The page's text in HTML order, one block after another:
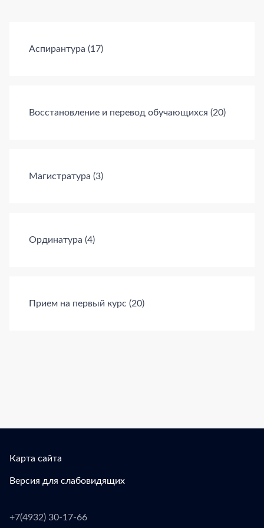
Аспирантура (17)
Восстановление и перевод обучающихся (20)
Магистратура (3)
Ординатура (4)
Прием на первый курс (20)
Карта сайта
Версия для слабовидящих
+7(4932) 30-17-66